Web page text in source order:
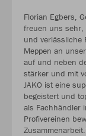
Florian Egbers,
freuen uns sehr,
und verlässliche
Meppen an
auf und neben
stärker und mit
JAKO ist eine
begeistert und
als Fachhändler
Profivereinen